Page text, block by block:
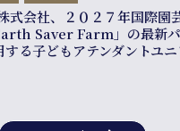
式会社、２０２７年国際園
Saver Farm」の最新
する子どもアテンダントユ